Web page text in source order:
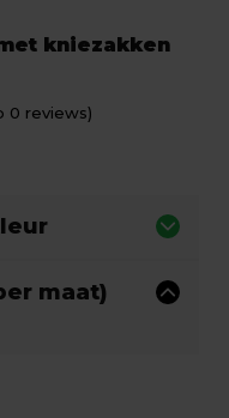
kniezakken
0 reviews)
maat)